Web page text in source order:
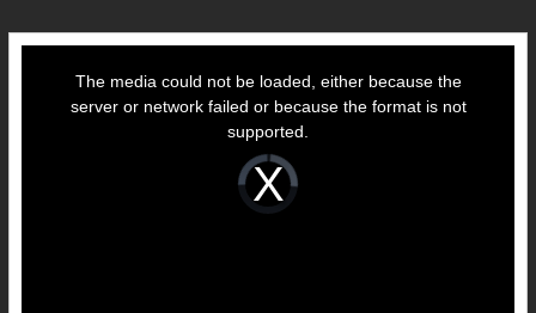
Video
Player
loading.
The media could not be loaded, either because the
server or network failed or because the format is not
supported.